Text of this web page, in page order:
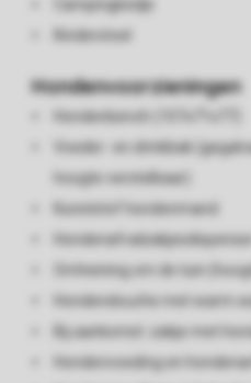
Campingbedje
Kinderstoel
Hondenvoorzieningen
Hondenbench (107x71x77)
Voeder- en drinkbak
hoogte verstelbaar)
Kunststof hondenmand
Omheining om de tuin
Hondendouche met warm
Bij aankomst: zakje met
Hondenvoeding en